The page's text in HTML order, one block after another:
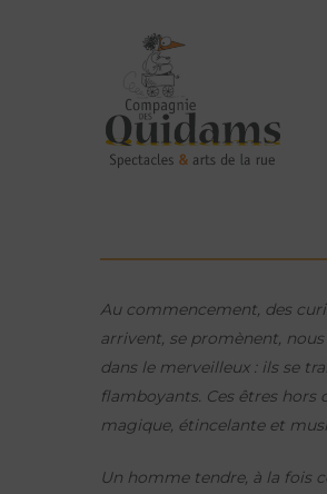
Au commencement, des
arrivent, se promènent,
dans le merveilleux : ils se
flamboyants. Ces êtres
magique, étincelante et
Un homme tendre, à la fois